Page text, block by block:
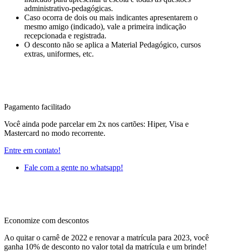
administrativo-pedagógicas.
Caso ocorra de dois ou mais indicantes apresentarem o
mesmo amigo (indicado), vale a primeira indicação
recepcionada e registrada.
O desconto não se aplica a Material Pedagógico, cursos
extras, uniformes, etc.
Pagamento facilitado
Você ainda pode parcelar em 2x nos cartões: Hiper, Visa e
Mastercard no modo recorrente.
Entre em contato!
Fale com a gente no whatsapp!
Economize com descontos
Ao quitar o carnê de 2022 e renovar a matrícula para 2023, você
ganha 10% de desconto no valor total da matrícula e um brinde!